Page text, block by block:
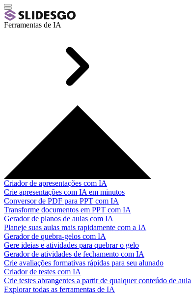
Ferramentas de IA
Criador de apresentações com IA
Crie apresentações com IA em minutos
Conversor de PDF para PPT com IA
Transforme documentos em PPT com IA
Gerador de planos de aulas com IA
Planeje suas aulas mais rapidamente com a IA
Gerador de quebra-gelos com IA
Gere ideias e atividades para quebrar o gelo
Gerador de atividades de fechamento com IA
Crie avaliações formativas rápidas para seu alunado
Criador de testes com IA
Crie testes abrangentes a partir de qualquer conteúdo de aula
Explorar todas as ferramentas de IA